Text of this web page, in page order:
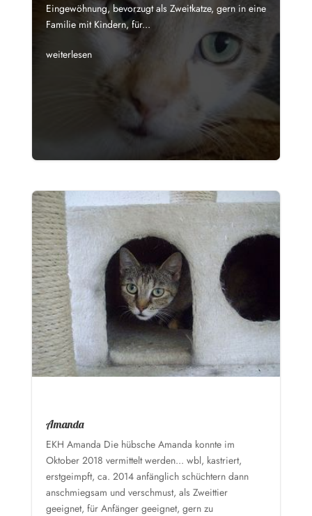
Eingewöhnung, bevorzugt als Zweitkatze, gern in eine
Familie mit Kindern, für...
weiterlesen
Amanda
EKH Amanda Die hübsche Amanda konnte im
Oktober 2018 vermittelt werden... wbl, kastriert,
erstgeimpft, ca. 2014 anfänglich schüchtern dann
anschmiegsam und verschmust, als Zweittier
geeignet, für Anfänger geeignet, gern zu